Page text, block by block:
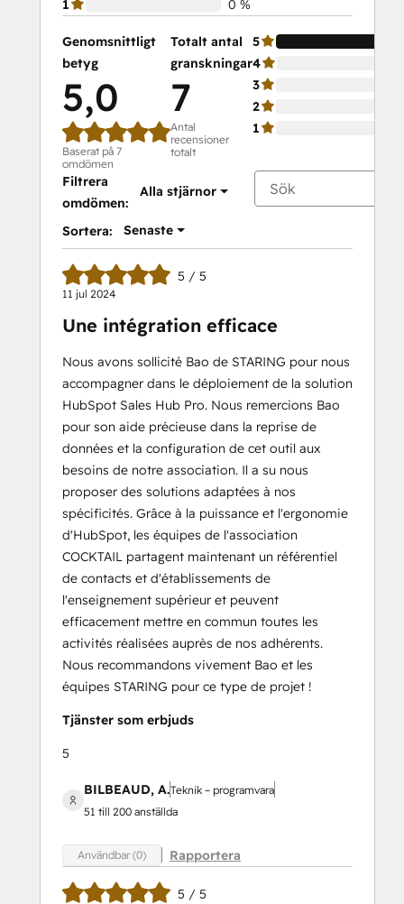
1 0 %
Genomsnittligt
betyg
5,0
Baserat på 7
omdömen
Totalt antal
granskningar
7
Antal
recensioner
totalt
5
4
3
2
1
Filtrera
omdömen:
Alla stjärnor
Sortera: Senaste
5 / 5
11 jul 2024
Une intégration efficace
Nous avons sollicité Bao de STARING pour nous
accompagner dans le déploiement de la solution
HubSpot Sales Hub Pro. Nous remercions Bao
pour son aide précieuse dans la reprise de
données et la configuration de cet outil aux
besoins de notre association. Il a su nous
proposer des solutions adaptées à nos
spécificités. Grâce à la puissance et l'ergonomie
d'HubSpot, les équipes de l'association
COCKTAIL partagent maintenant un référentiel
de contacts et d'établissements de
l'enseignement supérieur et peuvent
efficacement mettre en commun toutes les
activités réalisées auprès de nos adhérents.
Nous recommandons vivement Bao et les
équipes STARING pour ce type de projet !
Tjänster som erbjuds
5
BILBEAUD, A.Teknik – programvara
51 till 200 anställda
Användbar (0) Rapportera
5 / 5